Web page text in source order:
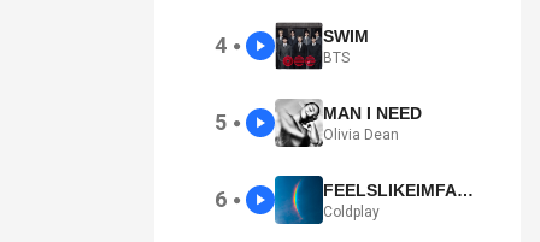
4 ● SWIM
BTS
5 ● MAN I NEED
Olivia Dean
6 ● FEELSLIKEIMFALLINGINLOVE
Coldplay